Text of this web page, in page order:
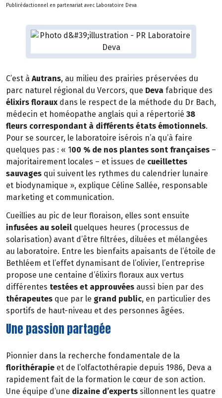
Publirédactionnel en partenariat avec Laboratoire Deva
C’est à Autrans, au milieu des prairies préservées du
parc naturel régional du Vercors, que Deva fabrique des
élixirs florauxdans le respect de la méthode du Dr Bach,
médecin et homéopathe anglais qui a répertorié 38
fleurs correspondant à différents états émotionnels.
Pour se sourcer, le laboratoire isérois n’a qu’à faire
quelques pas : « 100 % de nos plantes sont françaises –
majoritairement locales – et issues de cueillettes
sauvages qui suivent les rythmes du calendrier lunaire
et biodynamique », explique Céline Sallée, responsable
marketing et communication.
Cueillies au pic de leur floraison, elles sont ensuite
infusées au soleil quelques heures (processus de
solarisation) avant d’être filtrées, diluées et mélangées
au laboratoire. Entre les bienfaits apaisants de l’étoile de
Bethléem et l’effet dynamisant de l’olivier, l’entreprise
propose une centaine d’élixirs floraux aux vertus
différentes testées et approuvées aussi bien par des
thérapeutes que par le grand public, en particulier des
sportifs de haut-niveau et des personnes âgées.
Une passion partagée
Pionnier dans la recherche fondamentale de la
florithérapie et de l’olfactothérapie depuis 1986, Deva a
rapidement fait de la formation le cœur de son action.
Une équipe d’une dizaine d’experts sillonnent les quatre